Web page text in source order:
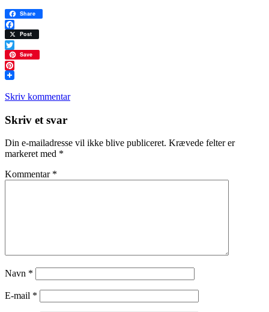
Share
Facebook
Post
Twitter
Save
Pinterest
Skriv kommentar
Læserinteraktioner
Skriv et svar
Din e-mailadresse vil ikke blive publiceret. Krævede felter er
markeret med *
Kommentar *
Navn *
E-mail *